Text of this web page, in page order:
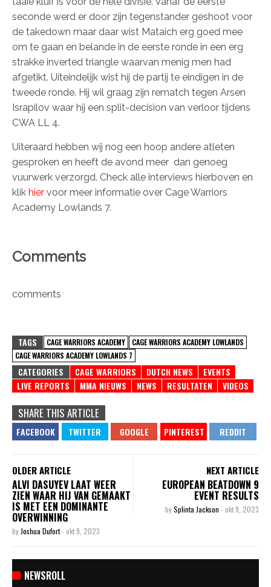
seconde werd er door zijn tegenstander geshoot voor
de takedown maar daar wist Mataich erg goed mee
om te gaan en belande in de eerste ronde in een erg
strakke inverted triangle waarvan menig men had
afgetikt. Uiteindelijk wist hij de partij te eindigen in de
tweede ronde. Hij wil graag zijn rematch tegen Arsen
Israpilov waar hij een split-decision van verloor tijdens
CWA LL 4.
Uiteraard hebben wij nog een hoop andere atleten
gesproken en heeft de avond meer dan genoeg
vuurwerk verzorgd. Check alle interviews hierboven en
klik hier voor meer informatie over Cage Warriors
Academy Lowlands 7.
Comments
comments
TAGS CAGE WARRIORS ACADEMY
CAGE WARRIORS ACADEMY LOWLANDS
CAGE WARRIORS ACADEMY LOWLANDS 7
CATEGORIES CAGE WARRIORS DUTCH NEWS
EVENTS
LIVE REPORTS
MMA NIEUWS NEWS RESULTATEN VIDEOS
SHARE THIS ARTICLE
OLDER ARTICLE
ALVI DASUYEV LAAT WEER
ZIEN WAAR HIJ VAN GEMAAKT
IS MET EEN DOMINANTE
OVERWINNING
by Joshua Dufort- okt 9, 2023
NEXT ARTICLE
EUROPEAN BEATDOWN 9
EVENT RESULTS
bySplinta Jackson - okt 9, 2023
NEWSROLL